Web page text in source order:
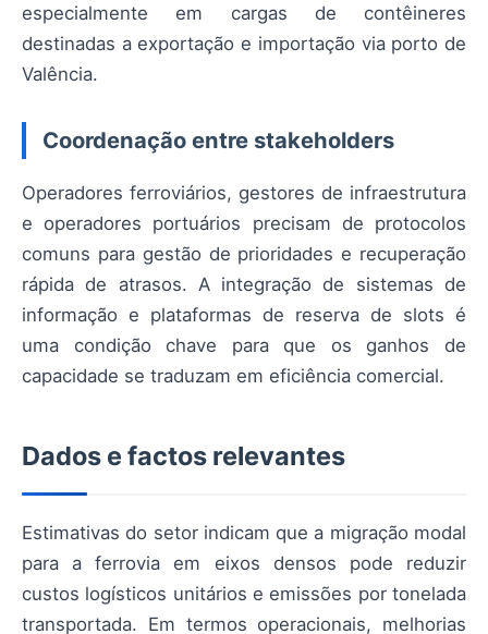
especialmente em cargas de contêineres
destinadas a exportação e importação via porto de
Valência.
Coordenação entre stakeholders
Operadores ferroviários, gestores de infraestrutura
e operadores portuários precisam de protocolos
comuns para gestão de prioridades e recuperação
rápida de atrasos. A integração de sistemas de
informação e plataformas de reserva de slots é
uma condição chave para que os ganhos de
capacidade se traduzam em eficiência comercial.
Dados e factos relevantes
Estimativas do setor indicam que a migração modal
para a ferrovia em eixos densos pode reduzir
custos logísticos unitários e emissões por tonelada
transportada. Em termos operacionais, melhorias